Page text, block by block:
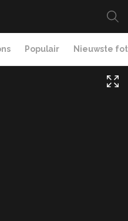
Populair Nieuwste